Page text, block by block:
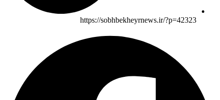
https://sobhbekheyrnews.ir/?p=42323